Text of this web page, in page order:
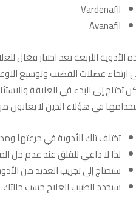
Vardenafil
Avanafil
ارتخاء عضلات القضيب وتوسيع
تحتاج إلى البدء في العلاقة
في هؤلاء الذين لا يعانون
تختلف تلك الأدوية في جرعتها
لذا لا داعي للقلق عند عدم حل
ستحتاج إلى تجريب العديد من
سيحدد الطبيب العلاج حسب حالتك.